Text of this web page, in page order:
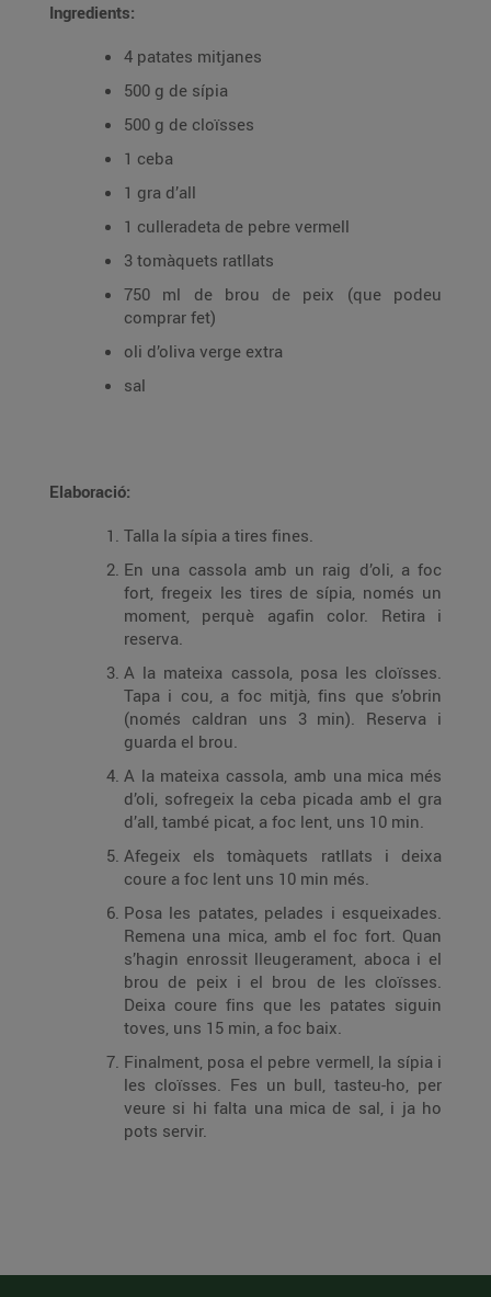
Ingredients:
4 patates mitjanes
500 g de sípia
500 g de cloïsses
1 ceba
1 gra d’all
1 culleradeta de pebre vermell
3 tomàquets ratllats
750 ml de brou de peix (que podeu
comprar fet)
oli d’oliva verge extra
sal
Elaboració:
Talla la sípia a tires fines.
En una cassola amb un raig d’oli, a foc
fort, fregeix les tires de sípia, només un
moment, perquè agafin color. Retira i
reserva.
A la mateixa cassola, posa les cloïsses.
Tapa i cou, a foc mitjà, fins que s’obrin
(només caldran uns 3 min). Reserva i
guarda el brou.
A la mateixa cassola, amb una mica més
d’oli, sofregeix la ceba picada amb el gra
d’all, també picat, a foc lent, uns 10 min.
Afegeix els tomàquets ratllats i deixa
coure a foc lent uns 10 min més.
Posa les patates, pelades i esqueixades.
Remena una mica, amb el foc fort. Quan
s’hagin enrossit lleugerament, aboca i el
brou de peix i el brou de les cloïsses.
Deixa coure fins que les patates siguin
toves, uns 15 min, a foc baix.
Finalment, posa el pebre vermell, la sípia i
les cloïsses. Fes un bull, tasteu-ho, per
veure si hi falta una mica de sal, i ja ho
pots servir.